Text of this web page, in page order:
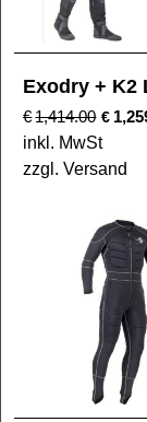
Exodry + K2
€1,414.00 €
inkl. MwSt
zzgl. Versand